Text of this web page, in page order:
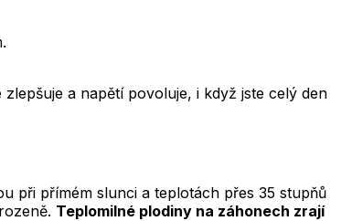
a napětí povoluje, i když jste celý den
při přímém slunci a teplotách přes 35 stupňů
Teplomilné plodiny na záhonech zrají